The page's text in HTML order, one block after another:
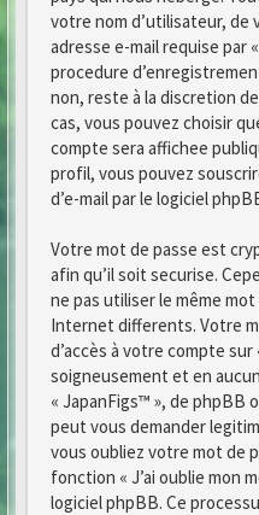
votre nom d’utilisateur,
adresse e-mail requise par
procedure
non, reste à la discretion
cas, vous pouvez choisir
compte sera affichee
profil, vous pouvez
d’e-mail par le logiciel
Votre mot de passe est
afin qu’il soit securise.
ne pas utiliser le même
Internet differents. Votre
d’accès à votre compte
soigneusement et en
« JapanFigs™ », de phpBB
peut vous demander
vous oubliez votre mot de
fonction « J’ai oublie mon
logiciel phpBB. Ce